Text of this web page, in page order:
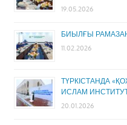
19.05.2026
БИЫЛҒЫ
11.02.2026
ТҮРКІСТАНДА
ИСЛАМ
20.01.2026